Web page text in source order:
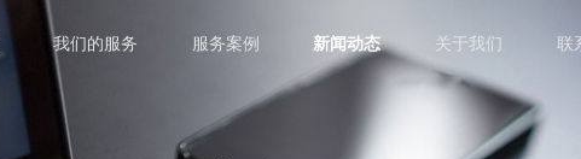
我们的服务 服务案例 新闻动态 关于我们 联